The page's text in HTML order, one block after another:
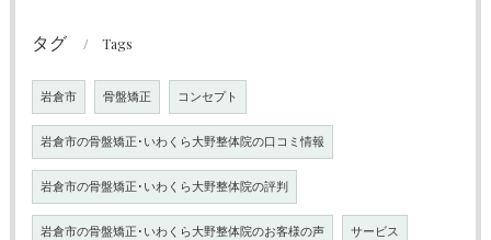
タグ Tags
岩倉市 骨盤矯正 コンセプト
岩倉市の骨盤矯正･いわくら大野整体院の口コミ情報
岩倉市の骨盤矯正･いわくら大野整体院の評判
岩倉市の骨盤矯正･いわくら大野整体院のお客様の声 サービス